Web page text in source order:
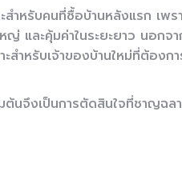
สำหรับคนที่ซื้อบ้านหลังแรก เพ
ญ่ และคุ้มค่าในระยะยาว นอก
ำหรับเจ้าของบ้านใหม่ที่ต้องก
นจึงเป็นการตัดสินใจที่ชาญฉ